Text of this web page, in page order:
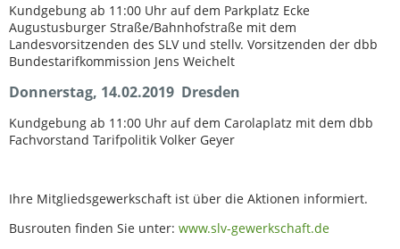
Kundgebung ab 11:00 Uhr auf dem Parkplatz Ecke
Augustusburger Straße/Bahnhofstraße mit dem
Landesvorsitzenden des SLV und stellv. Vorsitzenden der dbb
Bundestarifkommission Jens Weichelt
Donnerstag, 14.02.2019 Dresden
Kundgebung ab 11:00 Uhr auf dem Carolaplatz mit dem dbb
Fachvorstand Tarifpolitik Volker Geyer
Ihre Mitgliedsgewerkschaft ist über die Aktionen informiert.
Busrouten finden Sie unter: www.slv-gewerkschaft.de